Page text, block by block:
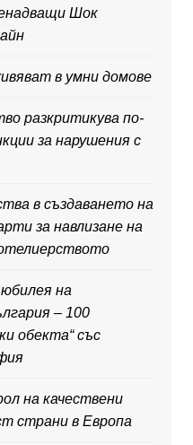
Шок
в умни домове
разкритикува по-
за нарушения с
в създаването на
за навлизане на
на
– 100
обекта“ със
на качествени
страни в Европа